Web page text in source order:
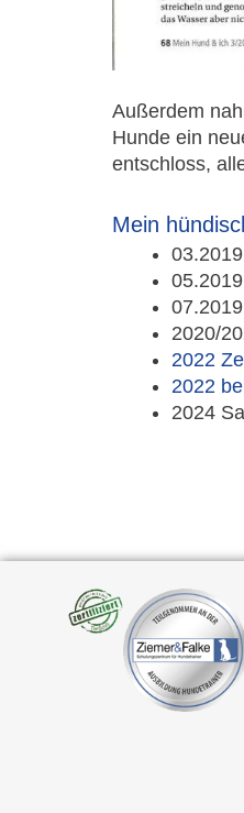
Außerdem
Hunde ein
entschloss,
Mein
2020/
2022
2022
2024